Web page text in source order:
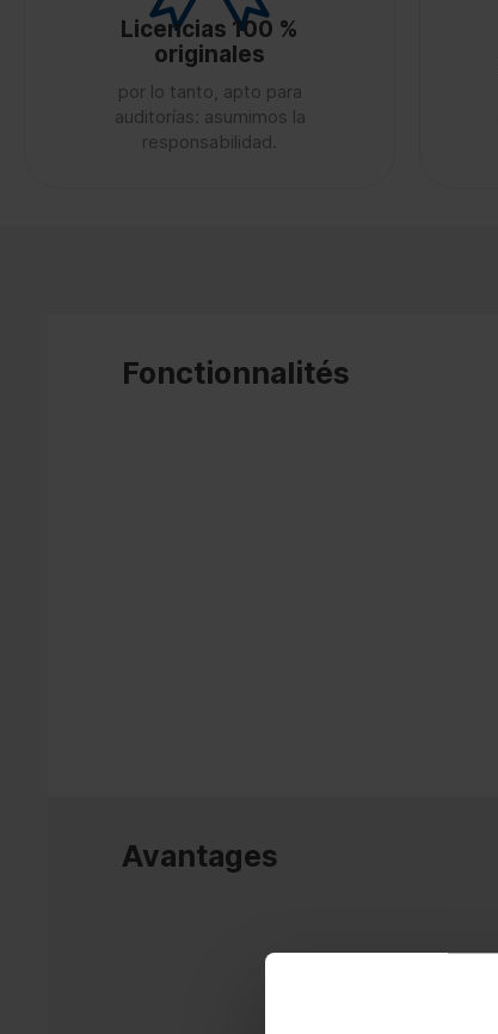
Licencias 100 %
originales
por lo tanto, apto para
auditorías: asumimos la
responsabilidad.
Fonctionnalités
Avantages